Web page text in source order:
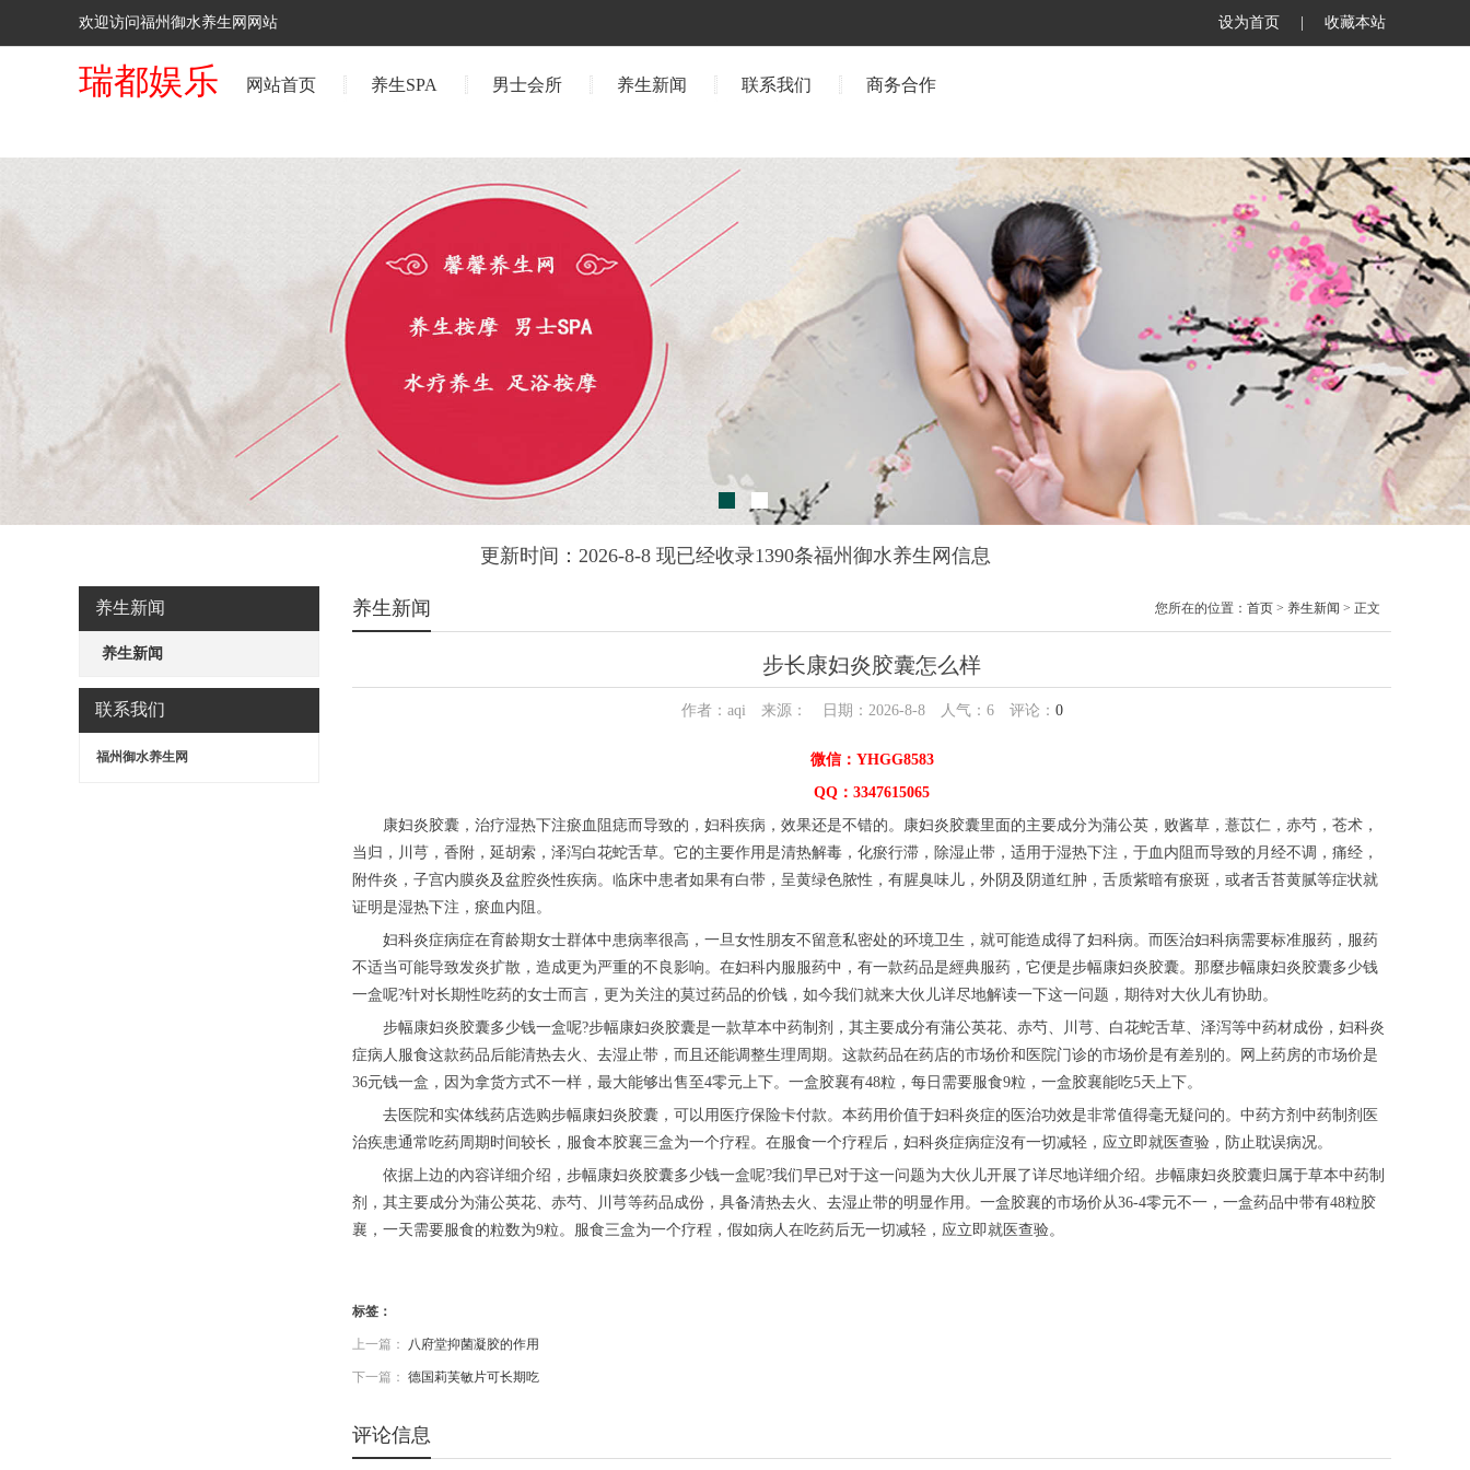
设为首页 收藏本站
欢迎访问福州御水养生网网站
瑞都娱乐 网站首页 养生SPA 男士会所 养生新闻 联系我们 商务合作
更新时间：2026-8-8 现已经收录1390条福州御水养生网信息
养生新闻
养生新闻
联系我们
福州御水养生网
养生新闻 您所在的位置： 首页 > 养生新闻 > 正文
步长康妇炎胶囊怎么样
作者：aqi 来源： 日期：2026-8-8 人气： 6评论： 0
微信：YHGG8583
QQ：3347615065
康妇炎胶囊，治疗湿热下注瘀血阻痣而导致的，妇科疾病，效果还是不错的。康妇炎胶囊里面的主要成分为蒲公英，败酱草，薏苡仁，赤芍，苍术，
当归，川芎，香附，延胡索，泽泻白花蛇舌草。它的主要作用是清热解毒，化瘀行滞，除湿止带，适用于湿热下注，于血内阻而导致的月经不调，痛经，
附件炎，子宫内膜炎及盆腔炎性疾病。临床中患者如果有白带，呈黄绿色脓性，有腥臭味儿，外阴及阴道红肿，舌质紫暗有瘀斑，或者舌苔黄腻等症状就
证明是湿热下注，瘀血内阻。
妇科炎症病症在育龄期女士群体中患病率很高，一旦女性朋友不留意私密处的环境卫生，就可能造成得了妇科病。而医治妇科病需要标准服药，服药
不适当可能导致发炎扩散，造成更为严重的不良影响。在妇科内服服药中，有一款药品是經典服药，它便是步幅康妇炎胶囊。那麼步幅康妇炎胶囊多少钱
一盒呢?针对长期性吃药的女士而言，更为关注的莫过药品的价钱，如今我们就来大伙儿详尽地解读一下这一问题，期待对大伙儿有协助。
步幅康妇炎胶囊多少钱一盒呢?步幅康妇炎胶囊是一款草本中药制剂，其主要成分有蒲公英花、赤芍、川芎、白花蛇舌草、泽泻等中药材成份，妇科炎
症病人服食这款药品后能清热去火、去湿止带，而且还能调整生理周期。这款药品在药店的市场价和医院门诊的市场价是有差别的。网上药房的市场价是
36元钱一盒，因为拿货方式不一样，最大能够出售至4零元上下。一盒胶襄有48粒，每日需要服食9粒，一盒胶襄能吃5天上下。
去医院和实体线药店选购步幅康妇炎胶囊，可以用医疗保险卡付款。本药用价值于妇科炎症的医治功效是非常值得毫无疑问的。中药方剂中药制剂医
治疾患通常吃药周期时间较长，服食本胶襄三盒为一个疗程。在服食一个疗程后，妇科炎症病症沒有一切减轻，应立即就医查验，防止耽误病况。
依据上边的內容详细介绍，步幅康妇炎胶囊多少钱一盒呢?我们早已对于这一问题为大伙儿开展了详尽地详细介绍。步幅康妇炎胶囊归属于草本中药制
剂，其主要成分为蒲公英花、赤芍、川芎等药品成份，具备清热去火、去湿止带的明显作用。一盒胶襄的市场价从36-4零元不一，一盒药品中带有48粒胶
襄，一天需要服食的粒数为9粒。服食三盒为一个疗程，假如病人在吃药后无一切减轻，应立即就医查验。
标签：
上一篇： 八府堂抑菌凝胶的作用
下一篇： 德国莉芙敏片可长期吃
评论信息